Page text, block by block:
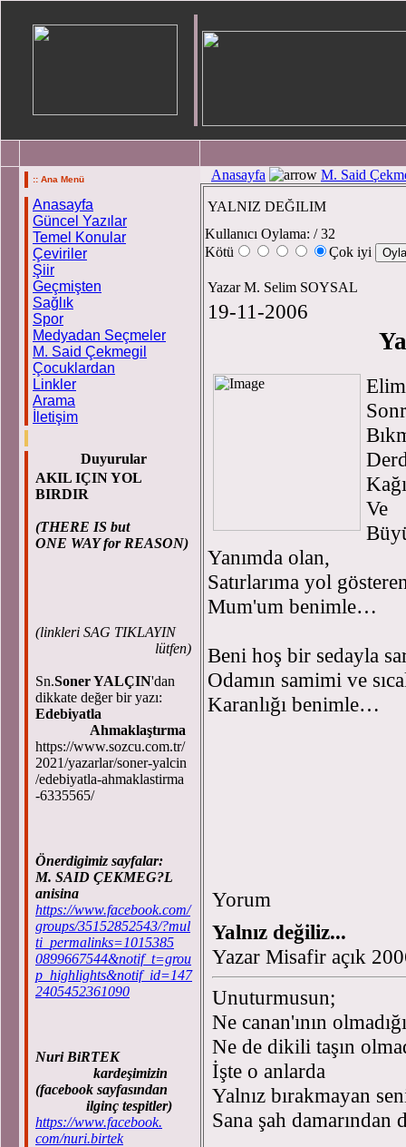
:: Ana Menü
Anasayfa
Güncel Yazılar
Temel Konular
Çeviriler
Şiir
Geçmişten
Sağlık
Spor
Medyadan Seçmeler
M. Said Çekmegil
Çocuklardan
Linkler
Arama
İletişim
Duyurular
AKIL IÇIN YOL
BIRDIR
(THERE IS but
ONE WAY for REASON)
(linkleri SAG TIKLAYIN
lütfen)
Sn.Soner YALÇIN'dan
dikkate değer bir yazı:
Edebiyatla
Ahmaklaştırma
https://www.sozcu.com.tr/
2021/yazarlar/soner-yalcin
/edebiyatla-ahmaklastirma
-6335565/
Önerdigimiz sayfalar:
M. SAID ÇEKMEG?L
anisina
https://www.facebook.com/
groups/35152852543/?mul
ti_permalinks=1015385
0899667544&notif_t=grou
p_highlights&notif_id=147
2405452361090
Nuri BiRTEK
kardeşimizin
(facebook sayfasından
ilginç tespitler)
https://www.facebook.
com/nuri.birtek
Anasayfa M. Said
YALNIZ DEĞILIM
Kullanıcı Oylama: / 32
Kötü
Çok iyi
Yazar M. Selim SOYSAL
19-11-2006
Ve
Yanımda olan,
Satırlarıma yol
Mum'um benimle…
Beni hoş bir sedayla
Odamın samimi ve
Karanlığı benimle…
Yorum
Yalnız değiliz...
Yazar Misafir açık
Unuturmusun;
Ne canan'ının
Ne de dikili taşın
İşte o anlarda
Yalnız bırakmayan
Sana şah damarından